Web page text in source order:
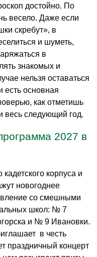
достойно. По
весело. Даже если
скребут», в
и шуметь,
в
знакомых и
нельзя оставаться
есть основная
как отметишь
весь следующий год.
2027 в
корпуса и
новогоднее
со смешными
школ: № 7
и № 9 Ивановки.
в честь
праздничный концерт